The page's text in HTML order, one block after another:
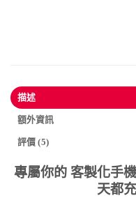
描述
額外資訊
評價 (5)
專屬你的 客製化手
天都